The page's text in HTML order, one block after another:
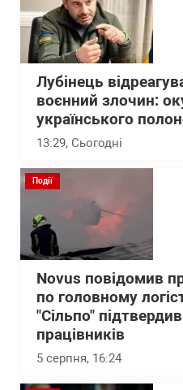
Лубінець
воєнний злочин:
українського
13:29, Сьогодні
Події
Novus повідомив
по головному
"Сільпо"
працівників
5 серпня, 16:24